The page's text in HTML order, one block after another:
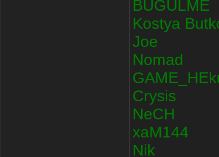
BUGULME
Kostya
Joe
Nomad
Crysis
NeCH
xaM144
Nik